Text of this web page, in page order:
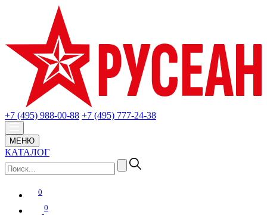
+7 (495) 988-00-88 +7 (495) 777-24-38
МЕНЮ
КАТАЛОГ
0
0